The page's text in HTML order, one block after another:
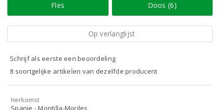
Fles Doos (6)
Op verlanglijst
Schrijf als eerste een beoordeling
8 soortgelijke artikelen van dezelfde producent
Herkomst
Spanje - Montilla-Moriles